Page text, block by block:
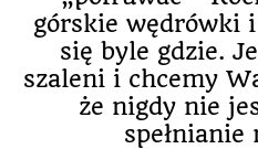
górskie wędrówki i
się byle gdzie.
szaleni i chcemy
że nigdy nie
spełnianie